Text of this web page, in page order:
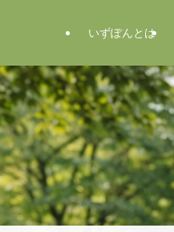
いずぽんとは